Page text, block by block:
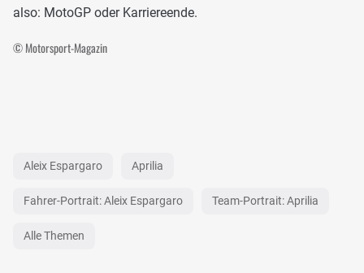
also: MotoGP oder Karriereende.
© Motorsport-Magazin
Aleix Espargaro Aprilia
Fahrer-Portrait: Aleix Espargaro Team-Portrait: Aprilia
Alle Themen